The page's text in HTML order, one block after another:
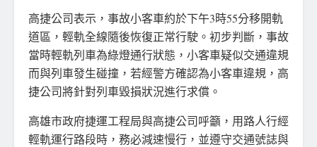
高捷公司表示，事故小客車約於下午3時55分移開軌
道區，輕軌全線隨後恢復正常行駛。初步判斷，事故
當時輕軌列車為綠燈通行狀態，小客車疑似交通違規
而與列車發生碰撞，若經警方確認為小客車違規，高
捷公司將針對列車毀損狀況進行求償。
高雄市政府捷運工程局與高捷公司呼籲，用路人行經
輕軌運行路段時，務必減速慢行，並遵守交通號誌與